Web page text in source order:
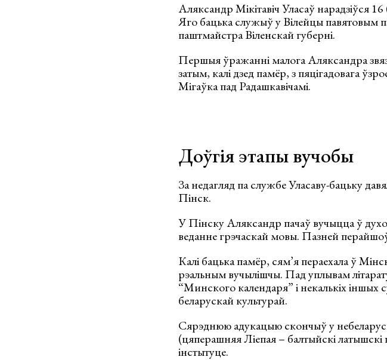
Аляксандр Мікітавіч Уласаў нарадзіўся
Яго бацька служыў у Вілейцы
паштмайстра Віленскай губерні.
Першыя ўражанні малога Аляксандра
затым, калі дзед памёр, з пяцігадовага
Мігаўка пад Радашкавічамі.
Доўгія этапы вучобы
За недагляд па службе Уласаву-бацьку
Пінск.
У Пінску Аляксандр пачаў вучыцца ў
веданне грэчаскай мовы. Пазней
Калі бацька памёр, сям’я пераехала ў
рэальным вучылішчы. Пад уплывам
“Минского календаря” і некалькіх іншых
беларускай культурай.
Сярэднюю адукацыю скончыў у
(цяперашняя Ліепая – балтыйскі
інстытуце.